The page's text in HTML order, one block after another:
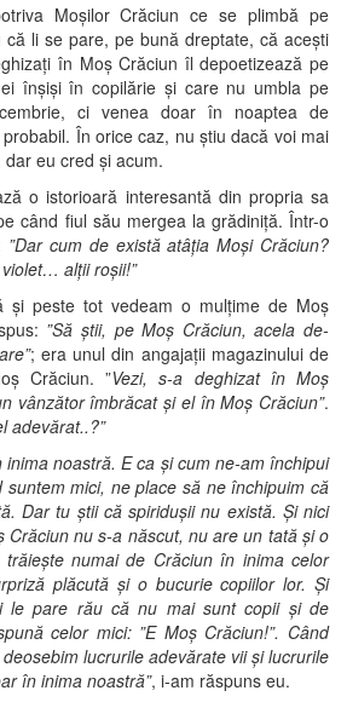
Moșilor Crăciun ce se plimbă pe
că li se pare, pe bună dreptate, că acești
în Moș Crăciun îl depoetizează pe
înșiși în copilărie și care nu umbla pe
ci venea doar în noaptea de
În orice caz, nu știu dacă voi mai
eu cred și acum.
o istorioară interesantă din propria sa
când fiul său mergea la grădiniță. Într-o
”Dar cum de există atâția Moși Crăciun?
alții roșii!”
și peste tot vedeam o mulțime de Moș
”Să știi, pe Moș Crăciun, acela de-
; era unul din angajații magazinului de
Crăciun. ”Vezi, s-a deghizat în Moș
vânzător îmbrăcat și el în Moș Crăciun”.
adevărat..?”
inima noastră. E ca și cum ne-am închipui
mici, ne place să ne închipuim că
Dar tu știi că spiridușii nu există. Și nici
Crăciun nu s-a născut, nu are un tată și o
numai de Crăciun în inima celor
plăcută și o bucurie copiilor lor. Și
le pare rău că nu mai sunt copii și de
celor mici: ”E Moș Crăciun!”. Când
lucrurile adevărate vii și lucrurile
în inima noastră”, i-am răspuns eu.